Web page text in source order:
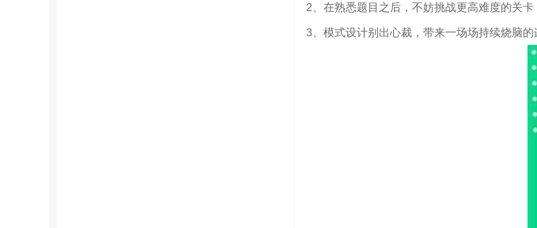
2、在熟悉题目之后，不妨挑战更高难度的关
3、模式设计别出心裁，带来一场场持续烧脑的